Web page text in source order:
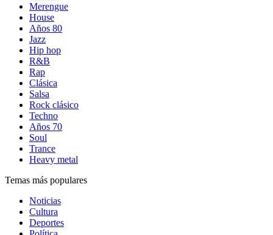
Merengue
House
Años 80
Jazz
Hip hop
R&B
Rap
Clásica
Salsa
Rock clásico
Techno
Años 70
Soul
Trance
Heavy metal
Temas más populares
Noticias
Cultura
Deportes